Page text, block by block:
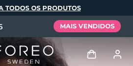
TODOS OS PRODUTOS
MAIS VENDIDOS